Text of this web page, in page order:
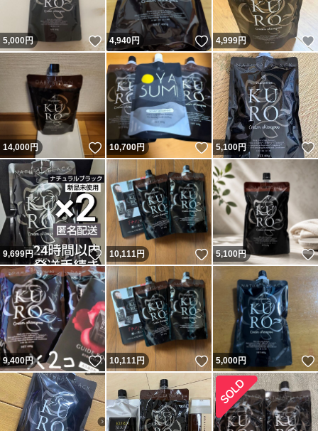
5,000円 いいね！
4,940円 いいね！
4,999円
14,000円 いいね！
10,700円 いいね！
5,100円
9,699円 いいね！
10,111円 いいね！
5,100円
9,400円 いいね！
10,111円 いいね！
5,000円